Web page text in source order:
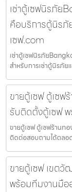
เช่าตู้เซฟนิรภัย
คือบริการตู้นิรภั
เซฟ.com
เช่าตู้เซฟนิรภัย
สำหรับการเช่าตู้นิรภัย
ขายตู้เซฟ ตู้เซ
รับติดตั้งตู้เซฟ
ขายตู้เซฟ ตู้เซฟร้านท
ติดต่อสอบถามได้ตลอ
ขายตู้เซฟ เขต
พร้อมทีมงานมือ